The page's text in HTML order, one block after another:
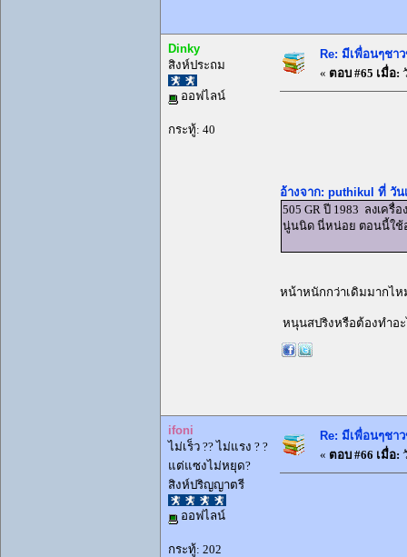
Dinky
สิงห์ประถม
ออฟไลน์
กระทู้: 40
Re: มีเพื่อนๆชา
« ตอบ #65 เมื่อ:
อ้างจาก: puthikul ที่ วัน
505 GR ปี 1983 ลงเครื่
นู่นนิด นี่หน่อย ตอนนี้ใช้
หน้าหนักกว่าเดิมมากไห
หนุนสปริงหรือต้องทำอ
ifoni
ไม่เร็ว ?? ไม่แรง ? ?
แต่แซงไม่หยุด?
สิงห์ปริญญาตรี
ออฟไลน์
กระทู้: 202
Re: มีเพื่อนๆชา
« ตอบ #66 เมื่อ: